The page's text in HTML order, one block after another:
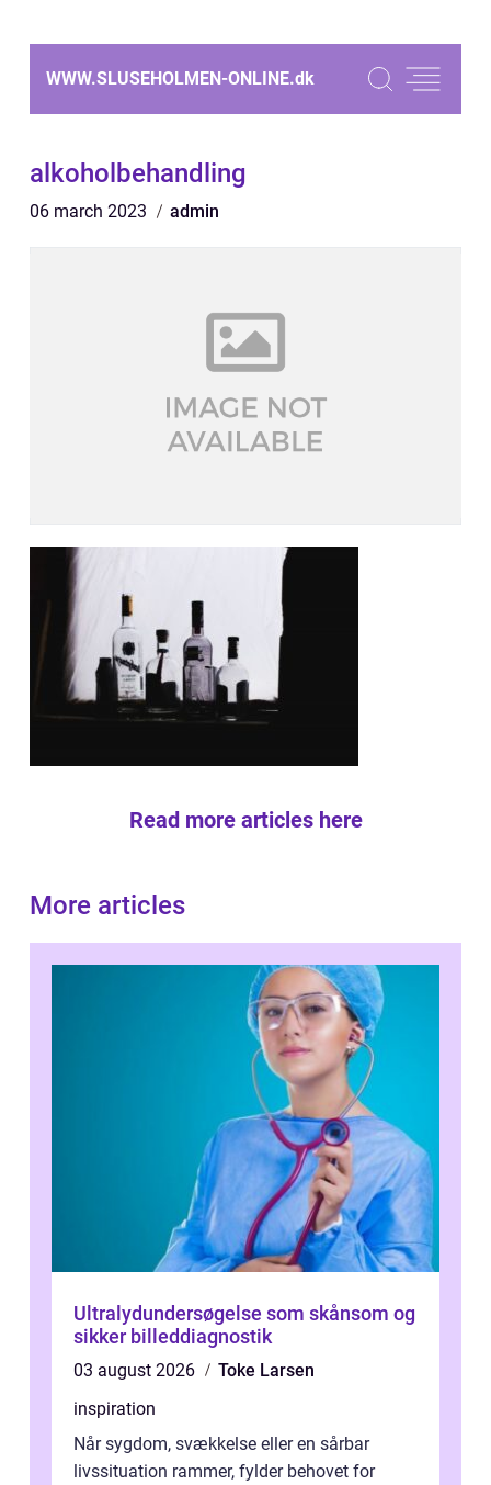
WWW.SLUSEHOLMEN-ONLINE.dk
alkoholbehandling
06 march 2023 admin
Read more articles here
More articles
Ultralydundersøgelse som skånsom og
sikker billeddiagnostik
03 august 2026
Toke Larsen
inspiration
Når sygdom, svækkelse eller en sårbar
livssituation rammer, fylder behovet for